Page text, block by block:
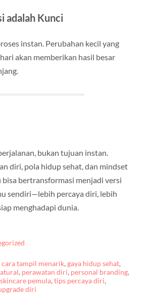
adalah Kunci
instan. Perubahan kecil yang
akan memberikan hasil besar
bukan tujuan instan.
diri, pola hidup sehat, dan mindset
bisa bertransformasi menjadi versi
sendiri—lebih percaya diri, lebih
menghadapi dunia.
cara tampil menarik, gaya hidup sehat,
, perawatan diri, personal branding,
skincare pemula, tips percaya diri,
diri